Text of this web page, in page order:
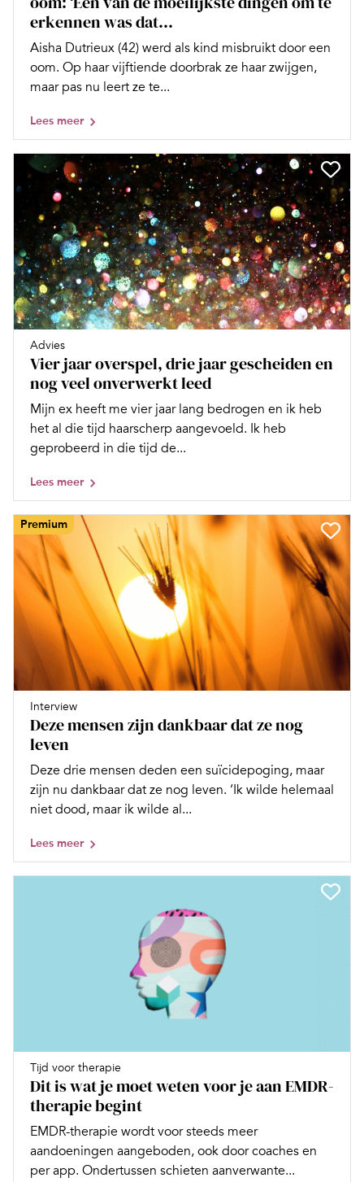
erkennen was dat...
Aisha Dutrieux (42) werd als kind misbruikt door een
oom. Op haar vijftiende doorbrak ze haar zwijgen,
maar pas nu leert ze te...
Lees meer
Advies
Vier jaar overspel, drie jaar gescheiden en
nog veel onverwerkt leed
Mijn ex heeft me vier jaar lang bedrogen en ik heb
het al die tijd haarscherp aangevoeld. Ik heb
geprobeerd in die tijd de...
Lees meer
Premium
Interview
Deze mensen zijn dankbaar dat ze nog
leven
Deze drie mensen deden een suïcidepoging, maar
zijn nu dankbaar dat ze nog leven. ‘Ik wilde helemaal
niet dood, maar ik wilde al...
Lees meer
Tijd voor therapie
Dit is wat je moet weten voor je aan EMDR-
therapie begint
EMDR-therapie wordt voor steeds meer
aandoeningen aangeboden, ook door coaches en
per app. Ondertussen schieten aanverwante...